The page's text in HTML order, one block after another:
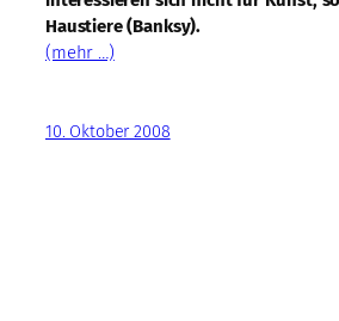
Haustiere (Banksy).
(mehr …)
10. Oktober 2008